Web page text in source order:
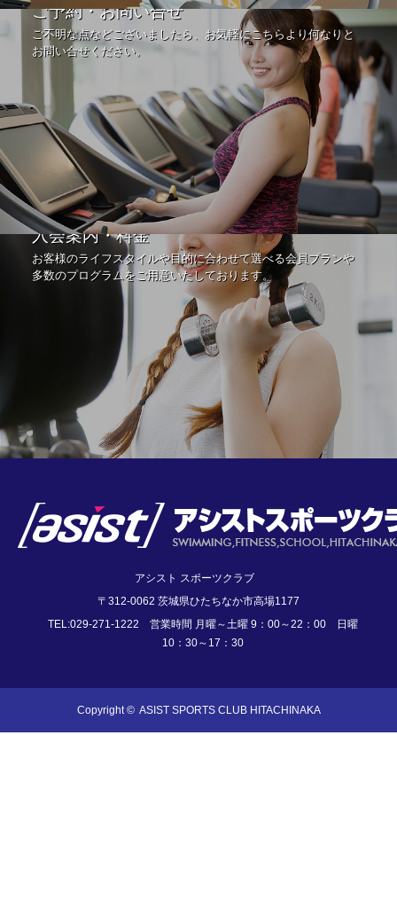
ご予約・お問い合せ
ご不明な点などございましたら、お気軽にこちらより何なりと
お問い合せください。
入会案内・料金
お客様のライフスタイルや目的に合わせて選べる会員プランや
多数のプログラムをご用意いたしております。
アシスト スポーツクラブ
〒312-0062 茨城県ひたちなか市高場1177
TEL:029-271-1222 営業時間 月曜～土曜 9：00～22：00 日曜
10：30～17：30
Copyright © ASIST SPORTS CLUB HITACHINAKA